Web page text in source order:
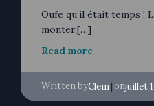
Oufe qu’il était temps !
monter,[…]
Read more
Written byClem| onjuillet